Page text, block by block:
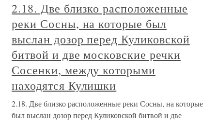
2.18. Две близко расположенные
реки Сосны, на которые был
выслан дозор перед Куликовской
битвой и две московские речки
Сосенки, между которыми
находятся Кулишки
2.18. Две близко расположенные реки Сосны, на которые
был выслан дозор перед Куликовской битвой и две